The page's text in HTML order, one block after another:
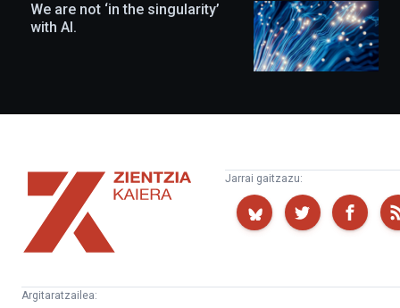
We are not ‘in the singularity’
with AI.
Zientzia
Kaiera
Jarrai gaitzazu:
Argitaratzailea: